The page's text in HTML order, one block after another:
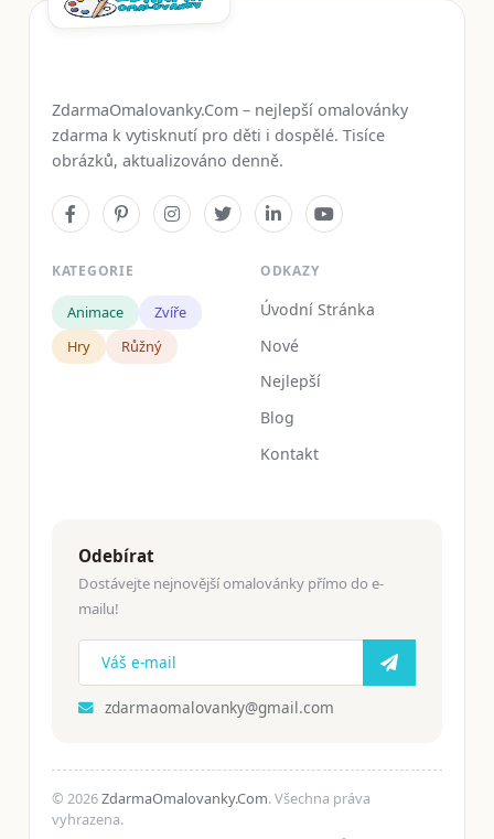
ZdarmaOmalovanky.Com – nejlepší omalovánky
zdarma k vytisknutí pro děti i dospělé. Tisíce
obrázků, aktualizováno denně.
KATEGORIE
Animace
Zvíře
Hry
Růžný
ODKAZY
Úvodní Stránka
Nové
Nejlepší
Blog
Kontakt
Odebírat
Dostávejte nejnovější omalovánky přímo do e-
mailu!
zdarmaomalovanky@gmail.com
© 2026ZdarmaOmalovanky.Com. Všechna práva
vyhrazena.